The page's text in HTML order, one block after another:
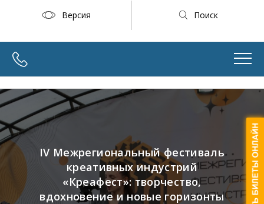
Версия Поиск
IV Межрегиональный фестиваль
креативных индустрий
«Креафест»: творчество,
вдохновение и новые горизонты